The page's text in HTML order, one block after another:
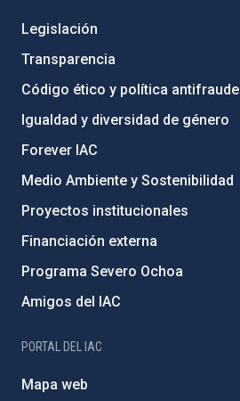
Legislación
Transparencia
Código ético y política antifraude
Igualdad y diversidad de género
Forever IAC
Medio Ambiente y Sostenibilidad
Proyectos institucionales
Financiación externa
Programa Severo Ochoa
Amigos del IAC
PORTAL DEL IAC
Mapa web